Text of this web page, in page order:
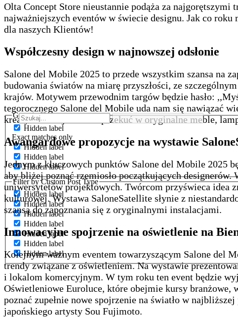
Generic filters
Hidden label
Exact matches only
Hidden label
Hidden label
Hidden label
Filter by Custom Post Type
Hidden label
Hidden label
Hidden label
Hidden label
Hidden label
Hidden label
Hidden label
Olta Concept Store nieustannie podąża za
najważniejszych eventów w świecie designu. Jak co
dla naszych Klientów!
Współczesny design w najnowszej odsłonie
Salone del Mobile 2025 to przede wszystkim szansa na
budowania światów na miarę przyszłości, ze
krajów. Motywem przewodnim targów będzie hasło:
tegorocznego Salone del Mobile uda nam się nawiązać
kreatywne wizje można przekuć w oryginalne meble,
Awangardowe propozycje na wystawie
Jednym z kluczowych punktów Salone del Mobile 2025
aby bliżej poznać rzemiosło początkujących
uniwersytetów projektowych. Twórcom przyświeca idea
kulturowej. Wystawa SaloneSatellite słynie z
szansą do zapoznania się z oryginalnymi instalacjami.
Innowacyjne spojrzenie na oświetlenie na
Kolejnym ważnym eventem towarzyszącym Salone del
trendy związane z oświetleniem. Na wystawie
i lokalom komercyjnym. W tym roku ten event będzie
Oświetleniowe Euroluce, które obejmie kursy branżowe,
poznać zupełnie nowe spojrzenie na światło w
japońskiego artysty Sou Fujimoto.